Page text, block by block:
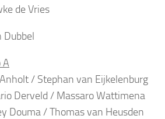
de Vries
Dubbel
A
/ Stephan van Eijkelenburg
Derveld / Massaro Wattimena
Douma / Thomas van Heusden